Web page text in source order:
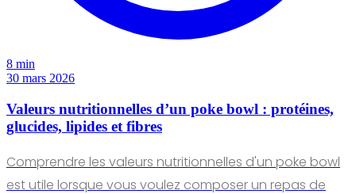
8 min
30 mars 2026
Valeurs nutritionnelles d’un poke bowl : protéines,
glucides, lipides et fibres
Comprendre les valeurs nutritionnelles d'un poke bowl
est utile lorsque vous voulez composer un repas de